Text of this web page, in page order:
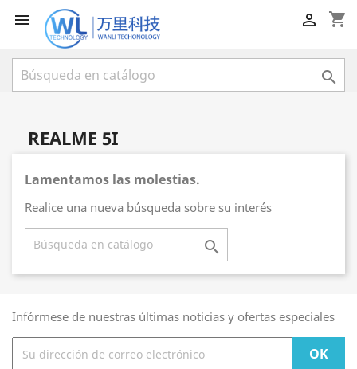
 shopping_cart


REALME 5I
Lamentamos las molestias.
Realice una nueva búsqueda sobre su interés

Infórmese de nuestras últimas noticias y ofertas especiales